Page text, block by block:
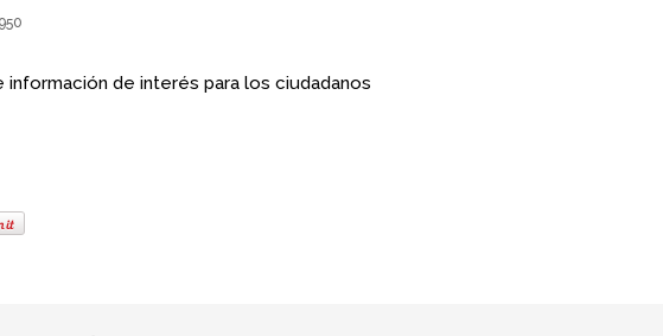
información de interés para los ciudadanos